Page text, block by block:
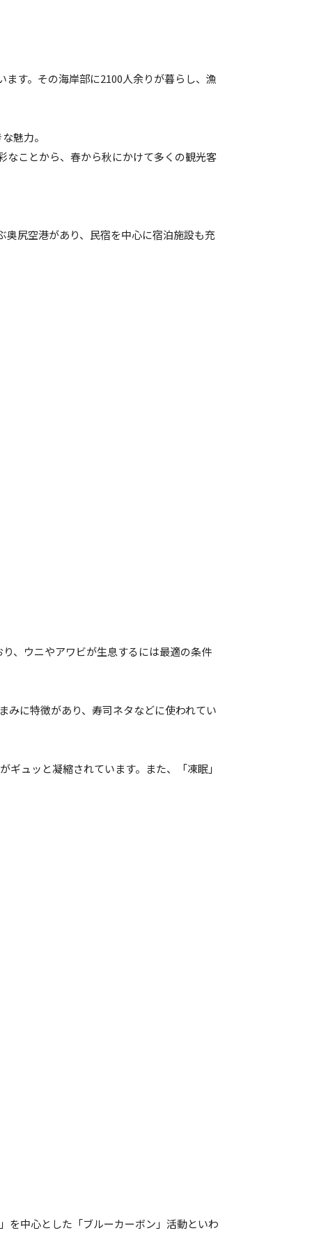
す。その海岸部に2100人余りが暮らし、漁
魅力。
ことから、春から秋にかけて多くの観光客
尻空港があり、民宿を中心に宿泊施設も充
、ウニやアワビが生息するには最適の条件
みに特徴があり、寿司ネタなどに使われてい
ュッと凝縮されています。また、「凍眠」
を中心とした「ブルーカーボン」活動といわ